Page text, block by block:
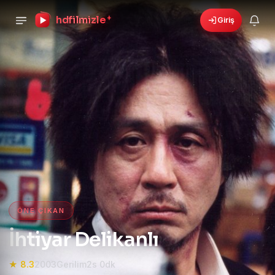
hdfilmizle + Giriş
🎁 6 yeni fırsat! Bonusları gör›
HD Film izle — HD Film İzle,
ÖNE ÇIKAN
İhtiyar Delikanlı
★ 8.32003 Gerilim2s 0dk